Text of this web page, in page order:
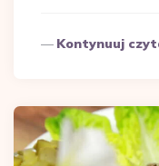
Kontynuuj